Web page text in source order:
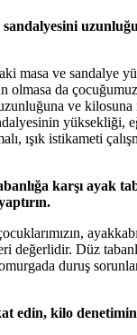
sandalyesini
masa ve sandalye
olmasa da
ve kilosuna
yüksekliği,
ışık istikameti
karşı ayak
değerlidir. Düz
duruş
edin, kilo